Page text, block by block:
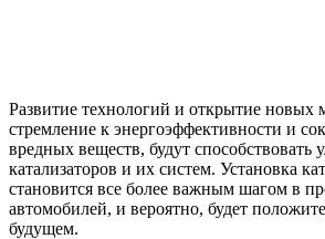
Развитие технологий и открытие новых
стремление к энергоэффективности и
вредных веществ, будут способствовать
катализаторов и их систем. Установка
становится все более важным шагом в
автомобилей, и вероятно, будет
будущем.